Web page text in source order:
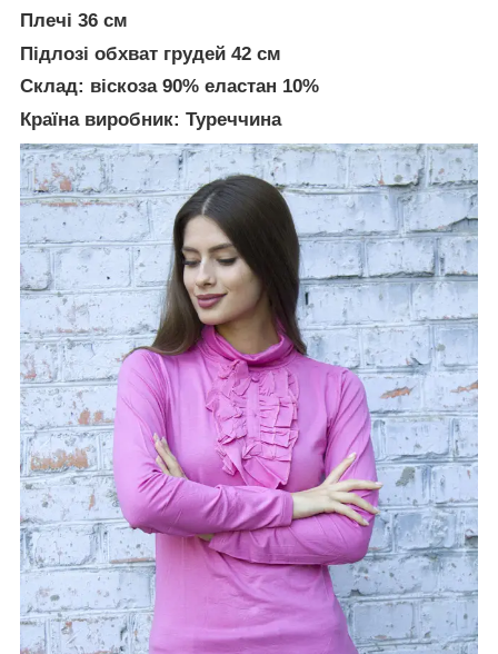
Плечі 36 см
Підлозі обхват грудей 42 см
Склад: віскоза 90% еластан 10%
Країна виробник: Туреччина